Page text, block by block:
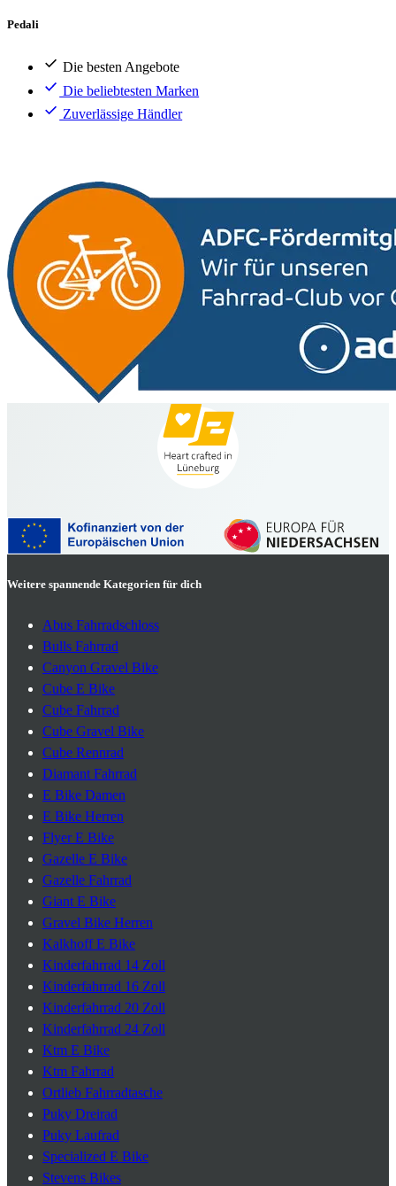
Pedali
Die besten Angebote
Die beliebtesten Marken
Zuverlässige Händler
Weitere spannende Kategorien für dich
Abus Fahrradschloss
Bulls Fahrrad
Canyon Gravel Bike
Cube E Bike
Cube Fahrrad
Cube Gravel Bike
Cube Rennrad
Diamant Fahrrad
E Bike Damen
E Bike Herren
Flyer E Bike
Gazelle E Bike
Gazelle Fahrrad
Giant E Bike
Gravel Bike Herren
Kalkhoff E Bike
Kinderfahrrad 14 Zoll
Kinderfahrrad 16 Zoll
Kinderfahrrad 20 Zoll
Kinderfahrrad 24 Zoll
Ktm E Bike
Ktm Fahrrad
Ortlieb Fahrradtasche
Puky Dreirad
Puky Laufrad
Specialized E Bike
Stevens Bikes